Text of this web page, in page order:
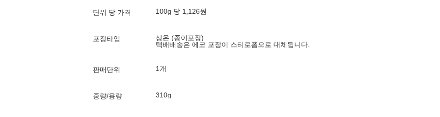
단위 당 가격 100g 당 1,126원
포장타입
상온 (종이포장)
택배배송은 에코 포장이 스티로폼으로 대체됩니다.
판매단위 1개
중량/용량 310g